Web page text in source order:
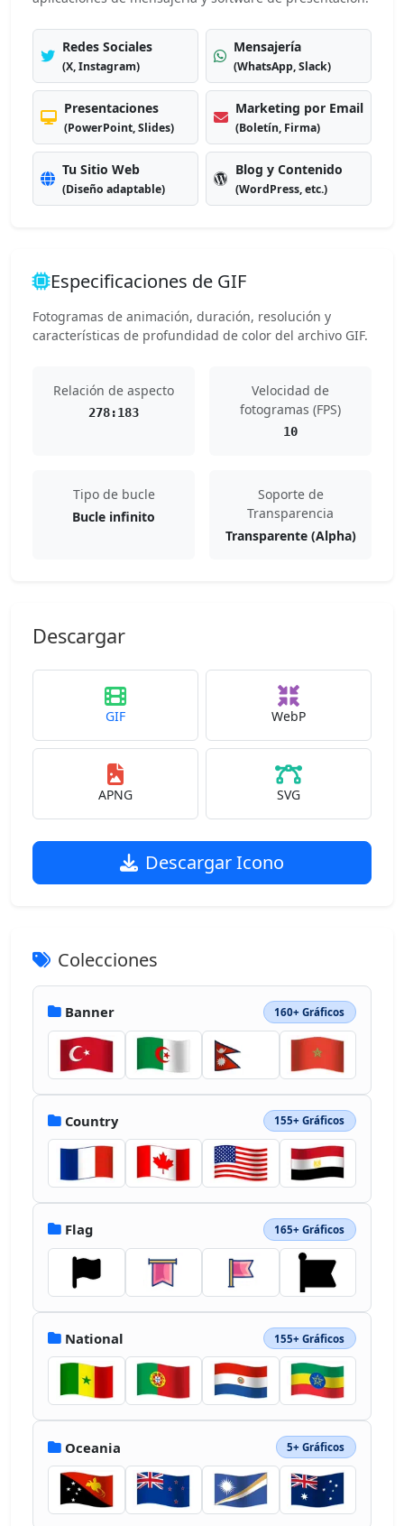
Redes Sociales
(X, Instagram)
Mensajería
(WhatsApp, Slack)
Presentaciones
(PowerPoint, Slides)
Marketing por Email
(Boletín, Firma)
Tu Sitio Web
(Diseño adaptable)
Blog y Contenido
(WordPress, etc.)
Especificaciones de GIF
Fotogramas de animación, duración, resolución y
características de profundidad de color del archivo GIF.
Relación de aspecto
278:183
Velocidad de
fotogramas (FPS)
10
Tipo de bucle
Bucle infinito
Soporte de
Transparencia
Transparente (Alpha)
Descargar
GIF WebP
APNG SVG
Descargar Icono
Colecciones
Banner 160+ Gráficos
Country 155+ Gráficos
Flag 165+ Gráficos
National 155+ Gráficos
Oceania 5+ Gráficos